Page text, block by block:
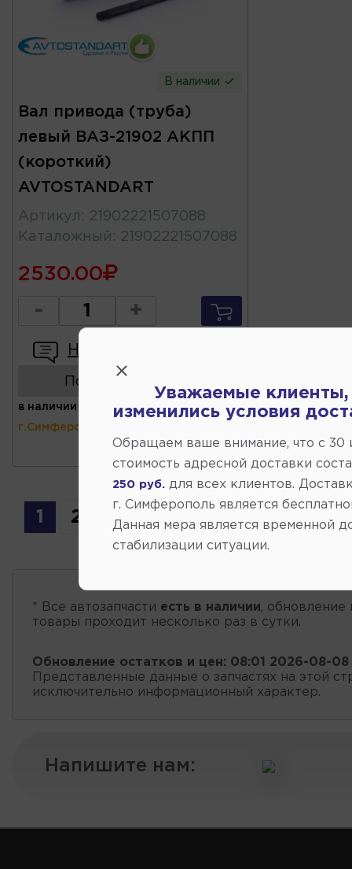
В наличии
Вал привода (труба)
левый ВАЗ-21902 АКПП
(короткий)
AVTOSTANDART
Артикул : 21902221507088
Каталожный : 21902221507088
2530.00
- +
Написать отзыв
Показать аналоги
в наличии (ул.Коммунальная 43,
г.Симферополь)
1 2
* Все автозапчасти есть в наличии, обновление
товары проходит несколько раз в сутки.
Обновление остатков и цен: 08:01 2026-08-08
Представленные данные о запчастях на этой
исключительно информационный характер.
Напишите нам:
Уважаемые клиенты,
изменились условия
Обращаем ваше внимание, что c 30
стоимость адресной доставки
250 руб.
для всех клиентов.
г. Симферополь является
Данная мера является временной
стабилизации ситуации.